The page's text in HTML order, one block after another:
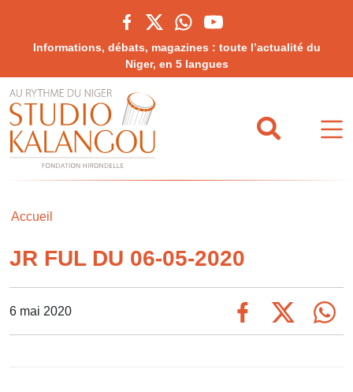
Informations, débats, magazines : toute l’actualité du
Niger, en 5 langues
Accueil
JR FUL DU 06-05-2020
6 mai 2020